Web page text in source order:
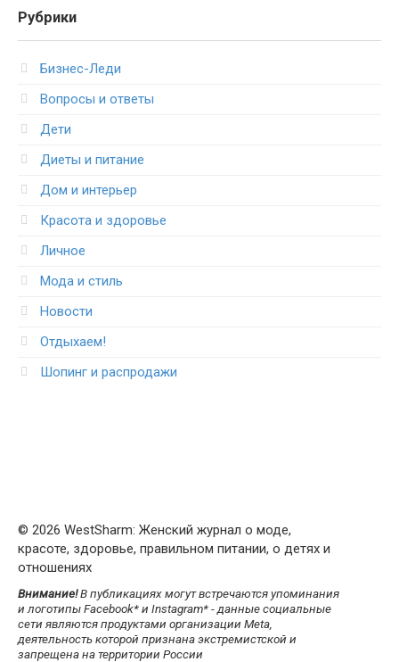
Рубрики
Бизнес-Леди
Вопросы и ответы
Дети
Диеты и питание
Дом и интерьер
Красота и здоровье
Личное
Мода и стиль
Новости
Отдыхаем!
Шопинг и распродажи
© 2026 WestSharm: Женский журнал о моде,
красоте, здоровье, правильном питании, о детях и
отношениях
Внимание!В публикациях могут встречаются упоминания
и логотипы Facebook* и Instagram* - данные социальные
сети являются продуктами организации Meta,
деятельность которой признана экстремистской и
запрещена на территории России